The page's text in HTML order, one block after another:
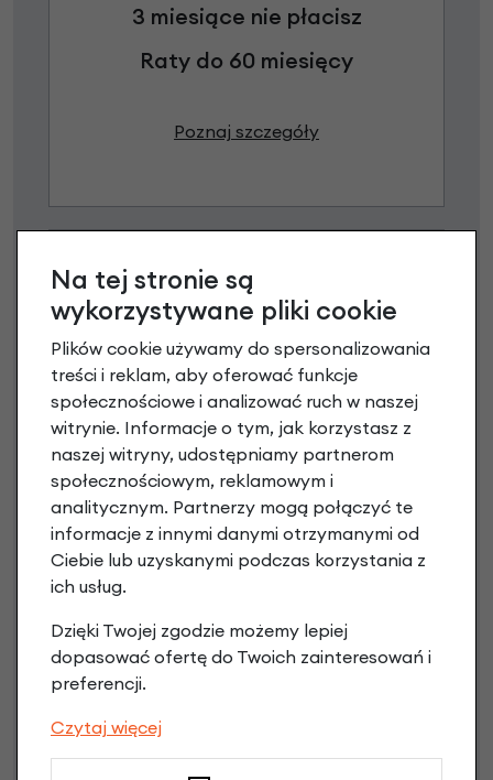
3 miesiące nie płacisz
Raty do 60 miesięcy
Poznaj szczegóły
Raty 0%
3 miesiące nie płacisz
Raty do 60 miesięcy
Niniejsza propozycja nie stanowi oferty w rozumieniu art.
66 Kodeksu Cywilnego. Ostateczna decyzja o warunkach
zdolności kredytowej.
Na tej stronie są
wykorzystywane pliki cookie
Plików cookie używamy do spersonalizowania
treści i reklam, aby oferować funkcje
społecznościowe i analizować ruch w naszej
witrynie. Informacje o tym, jak korzystasz z
naszej witryny, udostępniamy partnerom
społecznościowym, reklamowym i
analitycznym. Partnerzy mogą połączyć te
informacje z innymi danymi otrzymanymi od
Ciebie lub uzyskanymi podczas korzystania z
ich usług.
Dzięki Twojej zgodzie możemy lepiej
dopasować ofertę do Twoich zainteresowań i
preferencji.
Czytaj więcej